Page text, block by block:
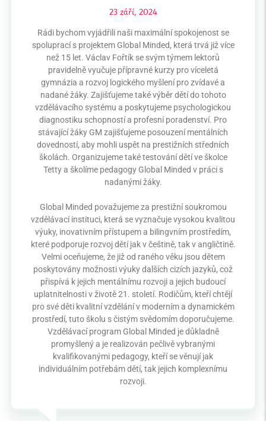
23 září, 2024
Rádi bychom vyjádřili naši maximální spokojenost se
spoluprací s projektem Global Minded, která trvá již více
než 15 let. Václav Fořtík se svým týmem lektorů
pravidelně vyučuje přípravné kurzy pro víceletá
gymnázia a rozvoj logického myšlení pro zvídavé a
nadané žáky. Zajišťujeme také výběr dětí do tohoto
vzdělávacího systému a poskytujeme psychologickou
diagnostiku schopností a profesní poradenství. Pro
stávající žáky GM zajišťujeme posouzení mentálních
dovedností, aby mohli uspět na prestižních středních
školách. Organizujeme také testování dětí ve školce
Tetty a školíme pedagogy Global Minded v práci s
nadanými žáky.
Global Minded považujeme za prestižní soukromou
vzdělávací instituci, která se vyznačuje vysokou kvalitou
výuky, inovativním přístupem a bilingvním prostředím,
které podporuje rozvoj dětí jak v češtině, tak v angličtině.
Velmi oceňujeme, že již od raného věku jsou dětem
poskytovány možnosti výuky dalších cizích jazyků, což
přispívá k jejich mentálnímu rozvoji a jejich budoucí
uplatnitelnosti v životě 21. století. Rodičům, kteří chtějí
pro své děti kvalitní vzdělání v moderním a dynamickém
prostředí, tuto školu s čistým svědomím doporučujeme.
Vzdělávací program Global Minded je důkladně
promyšlený a je realizován pečlivě vybranými
kvalifikovanými pedagogy, kteří se věnují jak
individuálním potřebám dětí, tak jejich komplexnímu
rozvoji.